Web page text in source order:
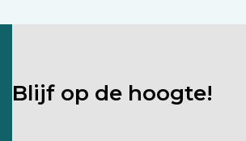
Blijf op de hoogte!